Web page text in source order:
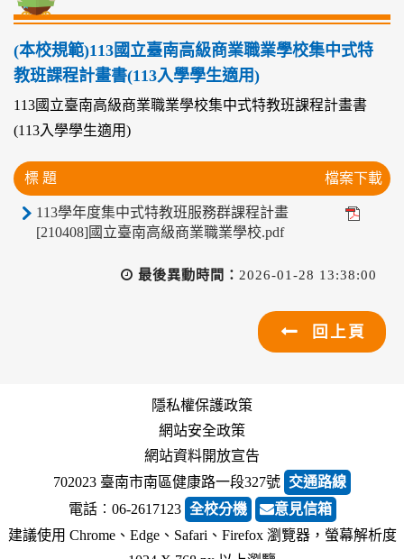
(本校規範)113國立臺南高級商業職業學校集中式特
教班課程計畫書(113入學學生適用)
113國立臺南高級商業職業學校集中式特教班課程計畫書
(113入學學生適用)
標 題 檔案下載
113學年度集中式特教班服務群課程計畫
[210408]國立臺南高級商業職業學校.pdf
最後異動時間： 2026-01-28 13:38:00
回上頁
隱私權保護政策
網站安全政策
網站資料開放宣告
702023 臺南市南區健康路一段327號 交通路線
電話︰06-2617123 全校分機
意見信箱
建議使用 Chrome、Edge、Safari、Firefox 瀏覽器，螢幕解析度